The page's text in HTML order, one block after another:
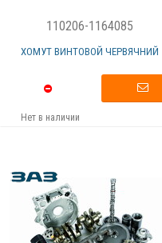
110206-1164085
ХОМУТ ВИНТОВОЙ ЧЕРВЯЧНИЙ
Нет в наличии